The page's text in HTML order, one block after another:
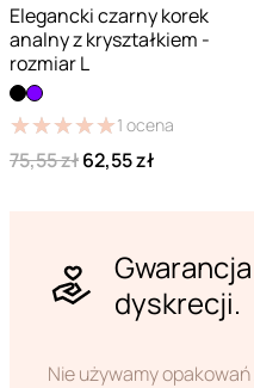
Elegancki czarny korek
analny z kryształkiem -
rozmiar L
★★★★★
★★★★★1 ocena
75,55 zł62,55 zł
Gwarancja
dyskrecji.
Nie używamy